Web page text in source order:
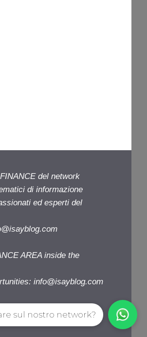
del network
di informazione
ed esperti del
AREA inside the
info@isayblog.com
sul nostro network?